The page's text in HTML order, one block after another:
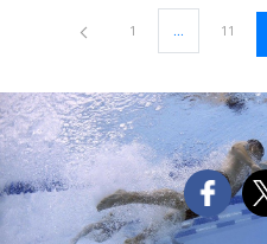
Pàgina
1 ...PàginesPàgina
11